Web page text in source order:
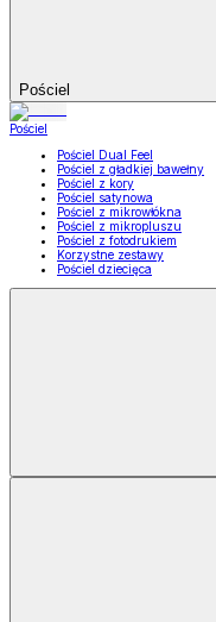
Pościel
Pościel
Pościel Dual Feel
Pościel z gładkiej bawełny
Pościel z kory
Pościel satynowa
Pościel z mikrowłókna
Pościel z mikropluszu
Pościel z fotodrukiem
Korzystne zestawy
Pościel dziecięca